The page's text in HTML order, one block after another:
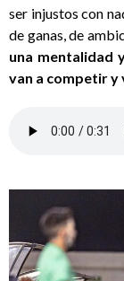
ser injustos con
de ganas, de
una mentalidad
van a competir y